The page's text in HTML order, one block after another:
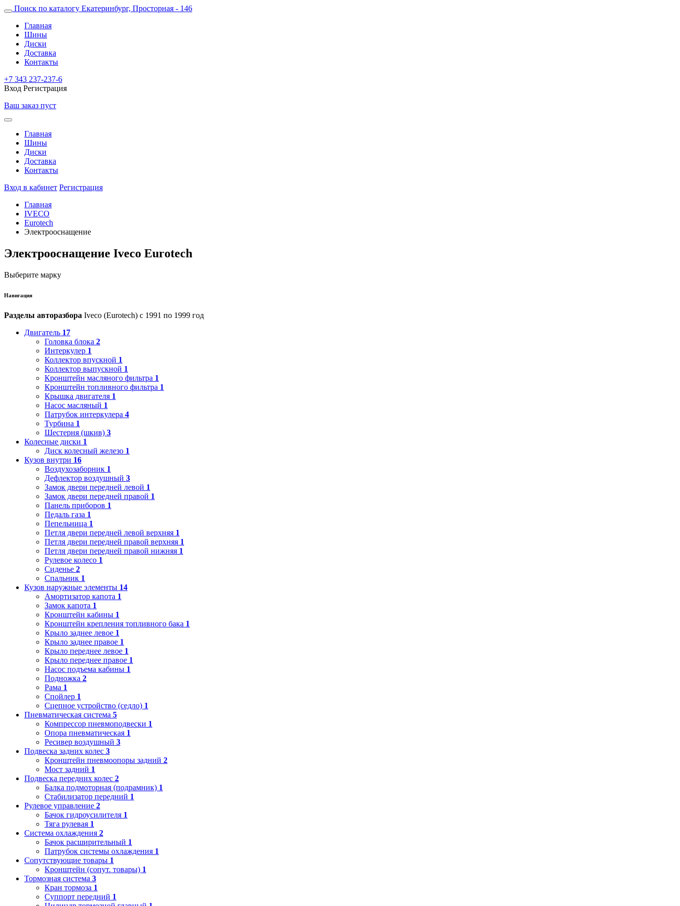
Поиск по каталогу Екатеринбург, Просторная - 146
Главная
Шины
Диски
Доставка
Контакты
+7 343 237-237-6
Вход Регистрация
Ваш заказ пуст
Главная
Шины
Диски
Доставка
Контакты
Вход в кабинет Регистрация
Главная
IVECO
Eurotech
Электрооснащение
Электрооснащение Iveco Eurotech
Выберите марку
Навигация
Разделы авторазбора Iveco (Eurotech) с 1991 по 1999 год
Двигатель 17
Головка блока 2
Интеркулер 1
Коллектор впускной 1
Коллектор выпускной 1
Кронштейн масляного фильтра 1
Кронштейн топливного фильтра 1
Крышка двигателя 1
Насос масляный 1
Патрубок интеркулера 4
Турбина 1
Шестерня (шкив) 3
Колесные диски 1
Диск колесный железо 1
Кузов внутри 16
Воздухозаборник 1
Дефлектор воздушный 3
Замок двери передней левой 1
Замок двери передней правой 1
Панель приборов 1
Педаль газа 1
Пепельница 1
Петля двери передней левой верхняя 1
Петля двери передней правой верхняя 1
Петля двери передней правой нижняя 1
Рулевое колесо 1
Сиденье 2
Спальник 1
Кузов наружные элементы 14
Амортизатор капота 1
Замок капота 1
Кронштейн кабины 1
Кронштейн крепления топливного бака 1
Крыло заднее левое 1
Крыло заднее правое 1
Крыло переднее левое 1
Крыло переднее правое 1
Насос подъема кабины 1
Подножка 2
Рама 1
Спойлер 1
Сцепное устройство (седло) 1
Пневматическая система 5
Компрессор пневмоподвески 1
Опора пневматическая 1
Ресивер воздушный 3
Подвеска задних колес 3
Кронштейн пневмоопоры задний 2
Мост задний 1
Подвеска передних колес 2
Балка подмоторная (подрамник) 1
Стабилизатор передний 1
Рулевое управление 2
Бачок гидроусилителя 1
Тяга рулевая 1
Система охлаждения 2
Бачок расширительный 1
Патрубок системы охлаждения 1
Сопутствующие товары 1
Кронштейн (сопут. товары) 1
Тормозная система 3
Кран тормоза 1
Суппорт передний 1